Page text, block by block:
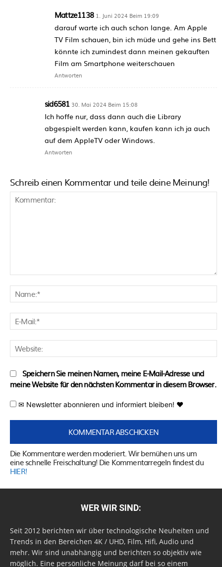
Mattze1138 1. Juni 2024 Beim 19:09
darauf warte ich auch schon lange. Am Apple
TV Film schauen, bin ich müde und gehe ins Bett
könnte ich zumindest dann meinen gekauften
Film am Smartphone weiterschauen
Antworten
sid6581 30. Mai 2024 Beim 15:08
Ich hoffe nur, dass dann auch die Library
abgespielt werden kann, kaufen kann ich ja auch
auf dem AppleTV oder Windows.
Antworten
Schreib einen Kommentar und teile deine Meinung!
Speichern Sie meinen Namen, meine E-Mail-Adresse und
meine Website für den nächsten Kommentar in diesem Browser.
✉ Newsletter abonnieren und informiert bleiben! ♥
Die Kommentare werden moderiert. Wir bemühen uns um
eine schnelle Freischaltung! Die Kommentarregeln findest du
HIER!
WER WIR SIND:
Seit 2012 berichten wir über technologische Neuheiten und
Trends in den Bereichen 4K / UHD, Film, Hifi, Audio und
mehr. Wir sind unabhängig und berichten so objektiv wie
möglich. Eine persönliche Meinung darf bei so einem